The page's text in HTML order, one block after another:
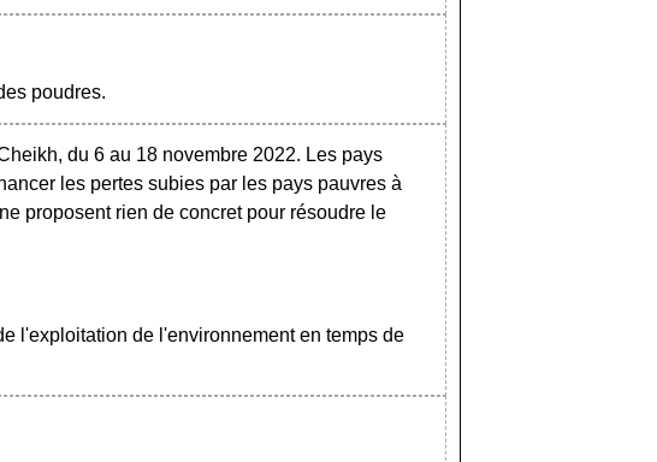
poudres.
du 6 au 18 novembre 2022. Les pays
les pertes subies par les pays pauvres à
proposent rien de concret pour résoudre le
l'exploitation de l'environnement en temps de